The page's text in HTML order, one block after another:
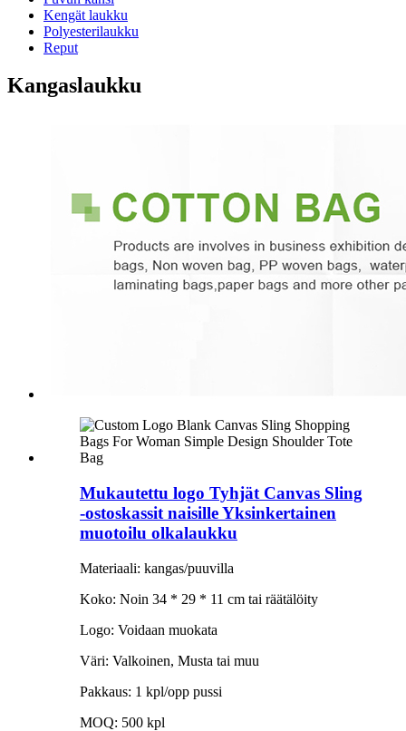
Kengät laukku
Polyesterilaukku
Reput
Kangaslaukku
Mukautettu logo Tyhjät Canvas Sling
-ostoskassit naisille Yksinkertainen
muotoilu olkalaukku
Materiaali: kangas/puuvilla
Koko: Noin 34 * 29 * 11 cm tai räätälöity
Logo: Voidaan muokata
Väri: Valkoinen, Musta tai muu
Pakkaus: 1 kpl/opp pussi
MOQ: 500 kpl